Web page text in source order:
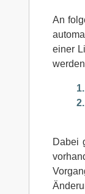
An
einer
Dabei